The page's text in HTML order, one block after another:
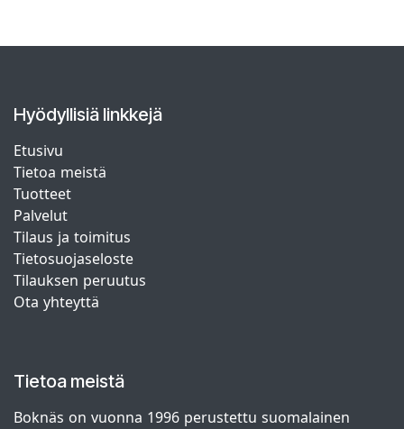
Hyödyllisiä linkkejä
Etusivu
Tietoa meistä
Tuotteet
Palvelut
Tilaus ja toimitus
Tietosuojaseloste
Tilauksen peruutus
Ota yhteyttä
Tietoa meistä
Boknäs on vuonna 1996 perustettu suomalainen